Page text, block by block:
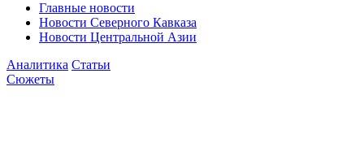
Главные новости
Новости Северного Кавказа
Новости Центральной Азии
Аналитика Статьи
Сюжеты